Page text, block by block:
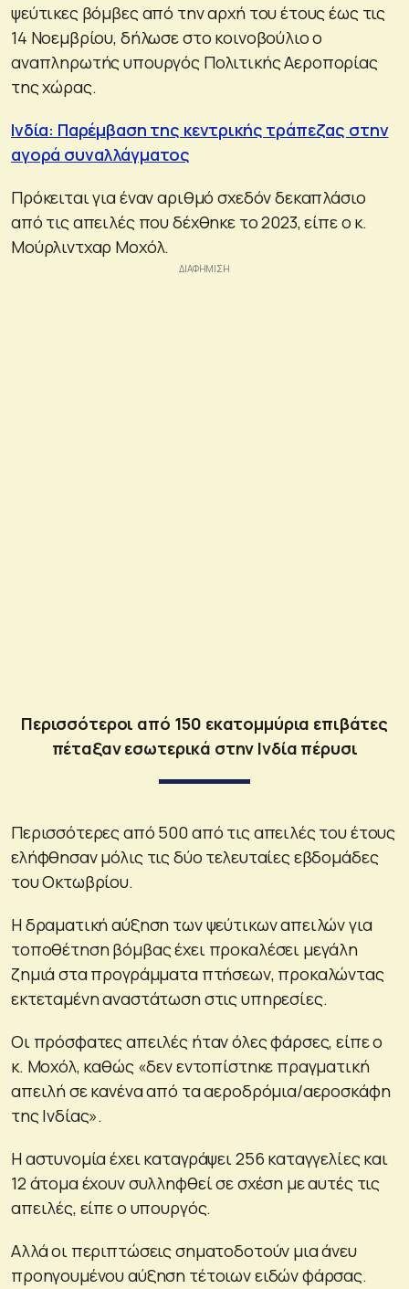
ψεύτικες βόμβες από την αρχή του έτους έως τις
14 Νοεμβρίου, δήλωσε στο κοινοβούλιο ο
αναπληρωτής υπουργός Πολιτικής Αεροπορίας
της χώρας.
Ινδία: Παρέμβαση της κεντρικής τράπεζας στην
αγορά συναλλάγματος
Πρόκειται για έναν αριθμό σχεδόν δεκαπλάσιο
από τις απειλές που δέχθηκε το 2023, είπε ο κ.
Μούρλιντχαρ Μοχόλ.
Περισσότεροι από 150 εκατομμύρια επιβάτες
πέταξαν εσωτερικά στην Ινδία πέρυσι
Περισσότερες από 500 από τις απειλές του έτους
ελήφθησαν μόλις τις δύο τελευταίες εβδομάδες
του Οκτωβρίου.
Η δραματική αύξηση των ψεύτικων απειλών για
τοποθέτηση βόμβας έχει προκαλέσει μεγάλη
ζημιά στα προγράμματα πτήσεων, προκαλώντας
εκτεταμένη αναστάτωση στις υπηρεσίες.
Οι πρόσφατες απειλές ήταν όλες φάρσες, είπε ο
κ. Μοχόλ, καθώς «δεν εντοπίστηκε πραγματική
απειλή σε κανένα από τα αεροδρόμια/αεροσκάφη
της Ινδίας».
Η αστυνομία έχει καταγράψει 256 καταγγελίες και
12 άτομα έχουν συλληφθεί σε σχέση με αυτές τις
απειλές, είπε ο υπουργός.
Αλλά οι περιπτώσεις σηματοδοτούν μια άνευ
προηγουμένου αύξηση τέτοιων ειδών φάρσας.